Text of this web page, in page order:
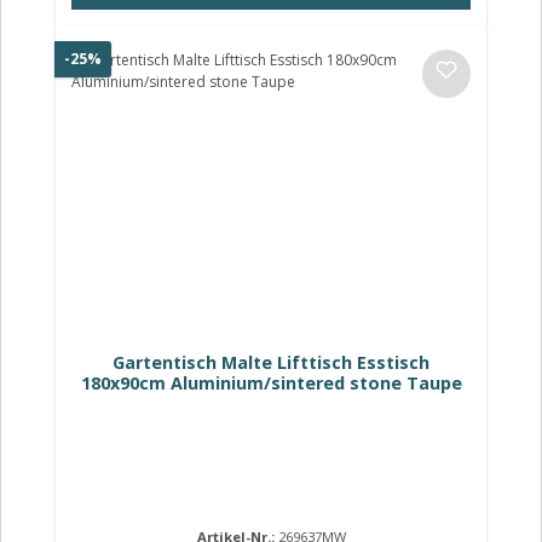
-25% Rabatt
Gartentisch Malte Lifttisch Esstisch
180x90cm Aluminium/sintered stone Taupe
Artikel-Nr.: 269637MW